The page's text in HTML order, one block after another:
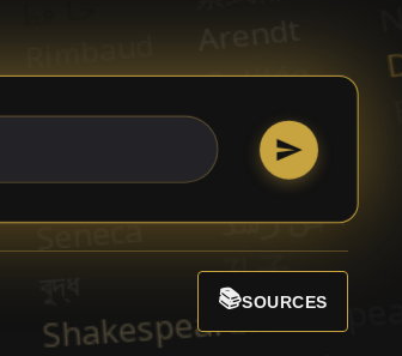
📚SOURCES